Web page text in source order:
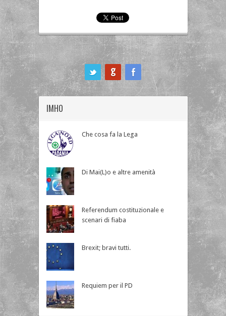
IMHO
Che cosa fa la Lega
Di Mai(L)o e altre amenità
Referendum costituzionale e
scenari di fiaba
Brexit; bravi tutti.
Requiem per il PD